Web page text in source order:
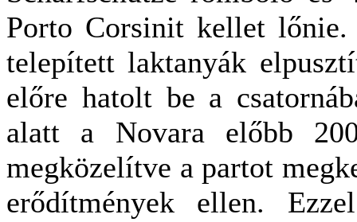
Porto Corsinit kellet lőnie.
telepített laktanyák
előre hatolt be a
alatt a Novara előbb
megközelítve a partot
erődítmények ellen.